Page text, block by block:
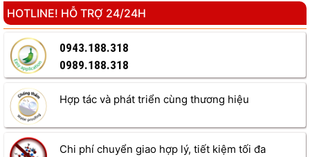
HOTLINE! HỖ TRỢ 24/24H
0943.188.318
0989.188.318
Hợp tác và phát triển cùng thương hiệu
Chi phí chuyển giao hợp lý, tiết kiệm tối đa